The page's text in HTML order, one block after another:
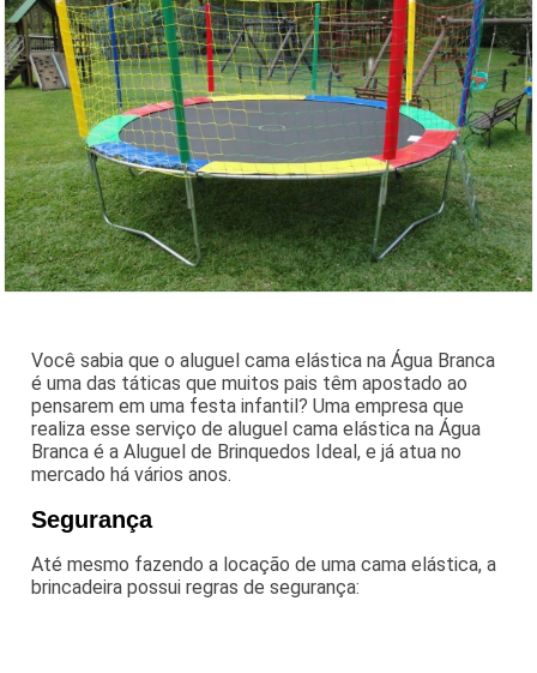
Você sabia que o aluguel cama elástica na Água Branca
é uma das táticas que muitos pais têm apostado ao
pensarem em uma festa infantil? Uma empresa que
realiza esse serviço de aluguel cama elástica na Água
Branca é a Aluguel de Brinquedos Ideal, e já atua no
mercado há vários anos.
Segurança
Até mesmo fazendo a locação de uma cama elástica, a
brincadeira possui regras de segurança: